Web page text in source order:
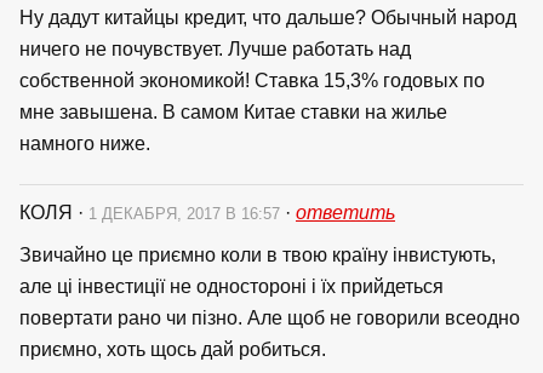
Ну дадут китайцы кредит, что дальше? Обычный народ
ничего не почувствует. Лучше работать над
собственной экономикой! Ставка 15,3% годовых по
мне завышена. В самом Китае ставки на жилье
намного ниже.
КОЛЯ · 1 ДЕКАБРЯ, 2017 В 16:57 · ответить
Звичайно це приємно коли в твою країну інвистують,
але ці інвестиції не одностороні і їх прийдеться
повертати рано чи пізно. Але щоб не говорили всеодно
приємно, хоть щось дай робиться.